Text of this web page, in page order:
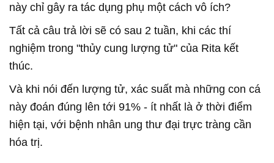
này chỉ gây ra tác dụng phụ một cách vô ích?
Tất cả câu trả lời sẽ có sau 2 tuần, khi các thí
nghiệm trong "thủy cung lượng tử" của Rita kết
thúc.
Và khi nói đến lượng tử, xác suất mà những con cá
này đoán đúng lên tới 91% - ít nhất là ở thời điểm
hiện tại, với bệnh nhân ung thư đại trực tràng cần
hóa trị.